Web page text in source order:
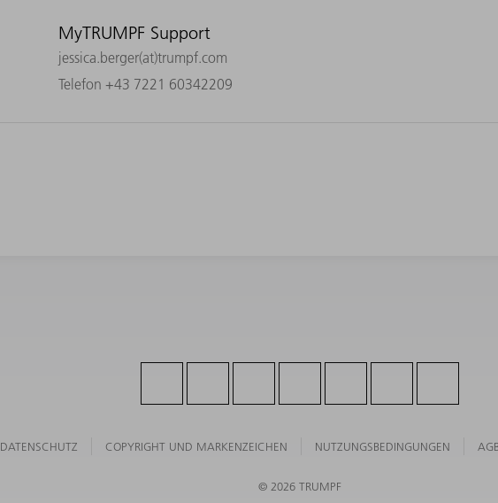
MyTRUMPF Support
jessica.berger(at)trumpf.com
Telefon +43 7221 60342209
DATENSCHUTZ COPYRIGHT UND MARKENZEICHEN NUTZUNGSBEDINGUNGEN
© 2026 TRUMPF